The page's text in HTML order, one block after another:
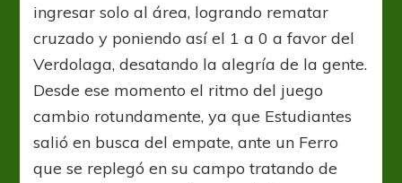
ingresar solo al área, logrando rematar
cruzado y poniendo así el 1 a 0 a favor del
Verdolaga, desatando la alegría de la gente.
Desde ese momento el ritmo del juego
cambio rotundamente, ya que Estudiantes
salió en busca del empate, ante un Ferro
que se replegó en su campo tratando de